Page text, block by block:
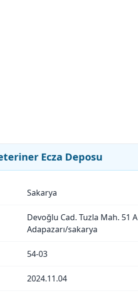
Ecza Deposu
Sakarya
Devoğlu Cad. Tuzla Mah. 51 A
Adapazarı/sakarya
54-03
2024.11.04